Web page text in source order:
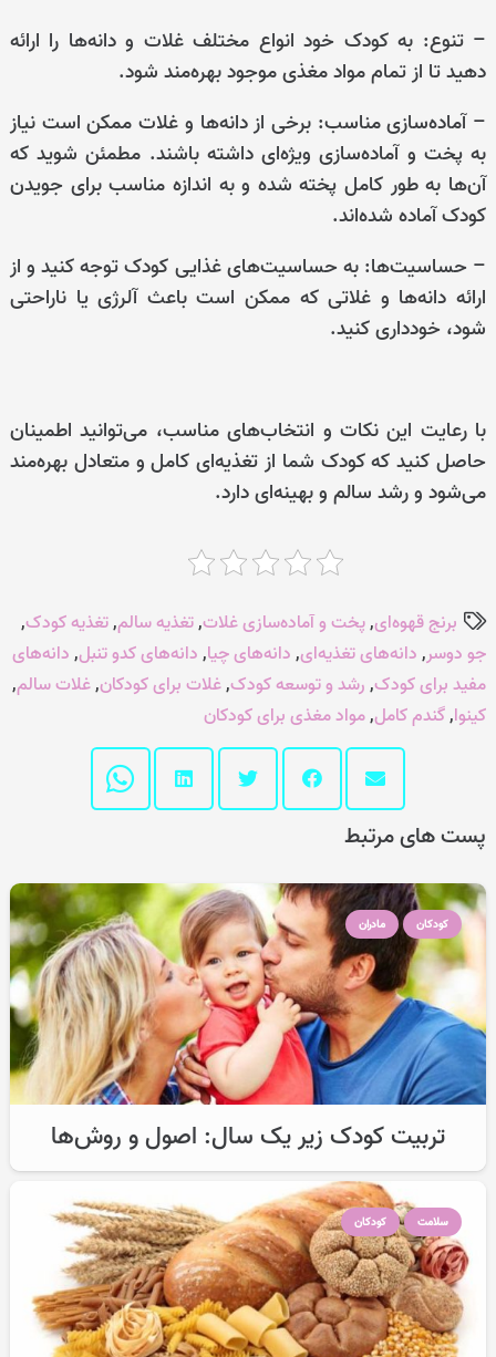
– تنوع: به کودک خود انواع مختلف غلات و دانه‌ها را ارائه
دهید تا از تمام مواد مغذی موجود بهره‌مند شود.
– آماده‌سازی مناسب: برخی از دانه‌ها و غلات ممکن است نیاز
به پخت و آماده‌سازی ویژه‌ای داشته باشند. مطمئن شوید که
آن‌ها به طور کامل پخته شده و به اندازه مناسب برای جویدن
کودک آماده شده‌اند.
– حساسیت‌ها: به حساسیت‌های غذایی کودک توجه کنید و از
ارائه دانه‌ها و غلاتی که ممکن است باعث آلرژی یا ناراحتی
شود، خودداری کنید.
با رعایت این نکات و انتخاب‌های مناسب، می‌توانید اطمینان
حاصل کنید که کودک شما از تغذیه‌ای کامل و متعادل بهره‌مند
می‌شود و رشد سالم و بهینه‌ای دارد.
برنج قهوه‌ای,پخت و آماده‌سازی غلات,تغذیه سالم,تغذیه کودک,
جو دوسر,دانه‌های تغذیه‌ای,دانه‌های چیا,دانه‌های کدو تنبل,دانه‌های
مفید برای کودک,رشد و توسعه کودک,غلات برای کودکان,غلات سالم,
کینوا,گندم کامل,مواد مغذی برای کودکان
پست های مرتبط
کودکان مادران
تربیت کودک زیر یک سال: اصول و روش‌ها
سلامت کودکان